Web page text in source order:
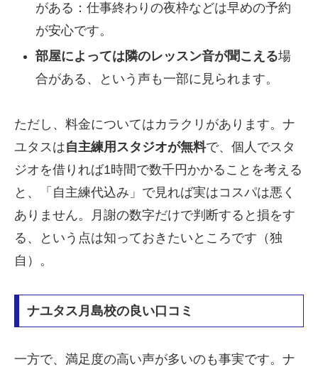
がある：仕事終わりの夜枠などは早めの予約
が安心です。
部屋によっては隣のレッスン音が聞こえる場
合がある、という声も一部に見られます。
ただし、料金についてはカラクリがあります。ナ
ユタスは自主練用スタジオが無料で、個人でスタ
ジオを借りれば1時間で数千円かかることを考える
と、「自主練代込み」で見れば実はコスパは悪く
ありません。月謝の数字だけで判断すると損をす
る、という点は知っておきたいところです（独
自）。
ナユタス月島校の良い口コミ
一方で、満足度の高い声が多いのも事実です。ナ